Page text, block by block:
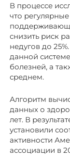
В процессе
что
снизить риск
недугов до
данной
болезней, а
среднем.
Алгоритм
данных о
лет. В
установили
активности
ассоциации в